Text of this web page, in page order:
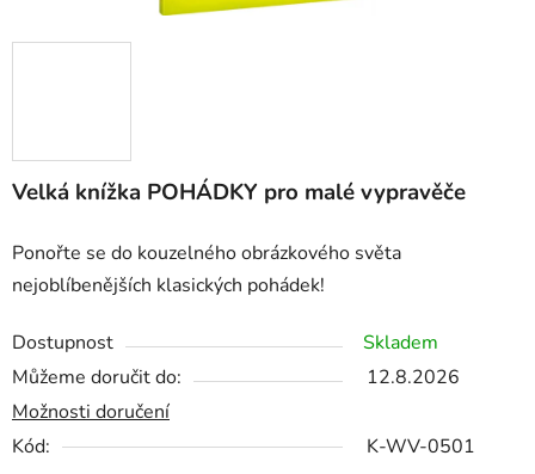
Velká knížka POHÁDKY pro malé vypravěče
Ponořte se do kouzelného obrázkového světa
nejoblíbenějších klasických pohádek!
Dostupnost
Skladem
Můžeme doručit do:
12.8.2026
Možnosti doručení
Kód:
K-WV-0501